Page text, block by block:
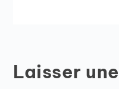
Laisser